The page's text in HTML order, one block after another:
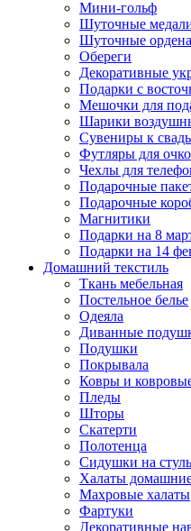
Мини-гольф
Шуточные
Шуточные ордена
Обереги
Декоративные
Подарки с
Мешочки для
Шарики
Сувениры к
Футляры для
Чехлы для
Подарочные
Подарочные
Магнитики
Подарки на 8
Подарки на 14
Домашний текстиль
Ткань мебельная
Постельное белье
Одеяла
Диванные
Подушки
Покрывала
Ковры и
Пледы
Шторы
Скатерти
Полотенца
Сидушки на
Халаты
Махровые халаты
Фартуки
Декоративные